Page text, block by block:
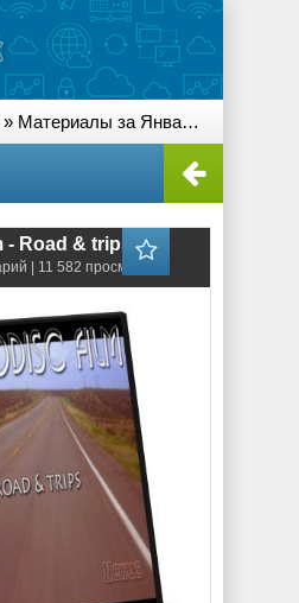
» Материалы за Январь 2010 года
Road & trips
| 11 582 просмотров